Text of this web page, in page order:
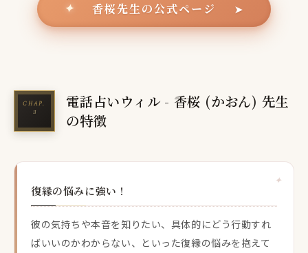
✦ 香桜先生の公式ページ ➤
電話占いウィル - 香桜 (かおん) 先生
の特徴
復縁の悩みに強い！
彼の気持ちや本音を知りたい、具体的にどう行動すれ
ばいいのかわからない、といった復縁の悩みを抱えて